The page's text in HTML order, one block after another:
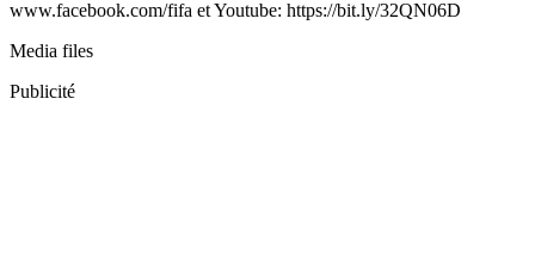
www.facebook.com/fifa et Youtube: https://bit.ly/32QN06D
Media files
Publicité